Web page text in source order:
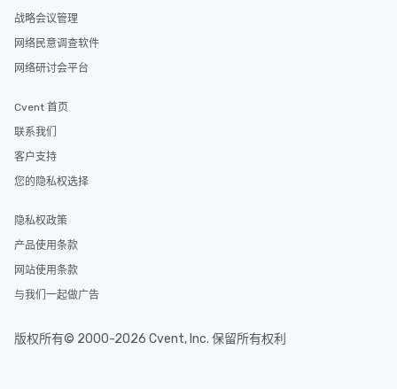
战略会议管理
网络民意调查软件
网络研讨会平台
Cvent 首页
联系我们
客户支持
您的隐私权选择
隐私权政策
产品使用条款
网站使用条款
与我们一起做广告
版权所有© 2000-2026 Cvent, Inc. 保留所有权利